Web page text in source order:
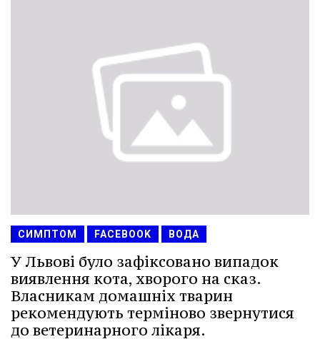
СИМПТОМ FACEBOOK ВОДА
У Львові було зафіксовано випадок
виявлення кота, хворого на сказ.
Власникам домашніх тварин
рекомендують терміново звернутися
до ветеринарного лікаря.